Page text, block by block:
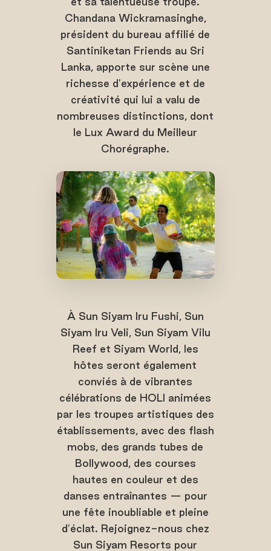
Chandana Wickramasinghe,
président du bureau affilié de
Santiniketan Friends au Sri
Lanka, apporte sur scène une
richesse d'expérience et de
créativité qui lui a valu de
nombreuses distinctions, dont
le Lux Award du Meilleur
Chorégraphe.
À Sun Siyam Iru Fushi, Sun
Siyam Iru Veli, Sun Siyam Vilu
Reef et Siyam World, les
hôtes seront également
conviés à de vibrantes
célébrations de HOLI animées
par les troupes artistiques des
établissements, avec des flash
mobs, des grands tubes de
Bollywood, des courses
hautes en couleur et des
danses entraînantes — pour
une fête inoubliable et pleine
d'éclat. Rejoignez-nous chez
Sun Siyam Resorts pour